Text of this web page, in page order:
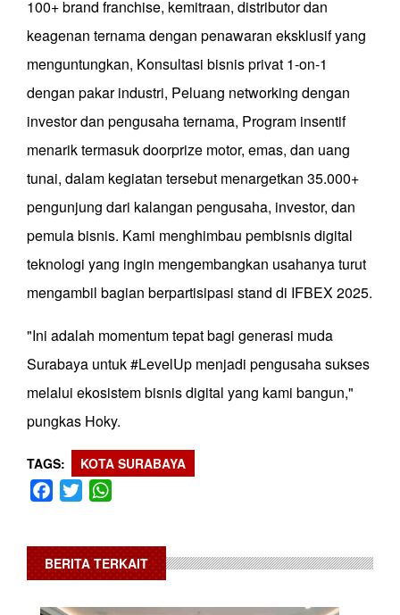
100+ brand franchise, kemitraan, distributor dan
keagenan ternama dengan penawaran eksklusif yang
menguntungkan, Konsultasi bisnis privat 1-on-1
dengan pakar industri, Peluang networking dengan
investor dan pengusaha ternama, Program insentif
menarik termasuk doorprize motor, emas, dan uang
tunai, dalam kegiatan tersebut menargetkan 35.000+
pengunjung dari kalangan pengusaha, investor, dan
pemula bisnis. Kami menghimbau pembisnis digital
teknologi yang ingin mengembangkan usahanya turut
mengambil bagian berpartisipasi stand di IFBEX 2025.
"Ini adalah momentum tepat bagi generasi muda
Surabaya untuk #LevelUp menjadi pengusaha sukses
melalui ekosistem bisnis digital yang kami bangun,"
pungkas Hoky.
TAGS KOTA SURABAYA
Facebook
Twitter
BERITA TERKAIT